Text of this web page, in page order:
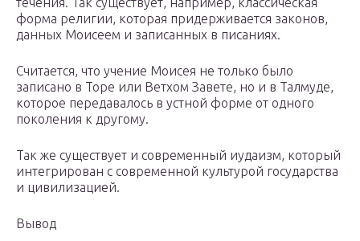
форма религии, которая придерживается законов,
данных Моисеем и записанных в писаниях.
Считается, что учение Моисея не только было
записано в Торе или Ветхом Завете, но и в Талмуде,
которое передавалось в устной форме от одного
поколения к другому.
Так же существует и современный иудаизм, который
интегрирован с современной культурой государства
и цивилизацией.
Вывод